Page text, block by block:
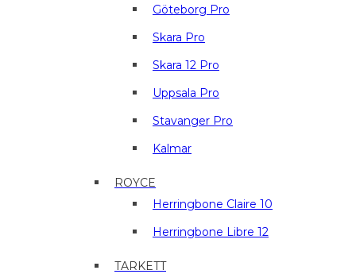
Göteborg Pro
Skara Pro
Skara 12 Pro
Uppsala Pro
Stavanger Pro
Kalmar
ROYCE
Herringbone Claire 10
Herringbone Libre 12
TARKETT